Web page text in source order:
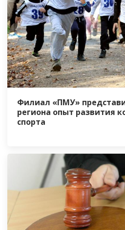
Филиал «ПМУ»
региона опыт развития
спорта